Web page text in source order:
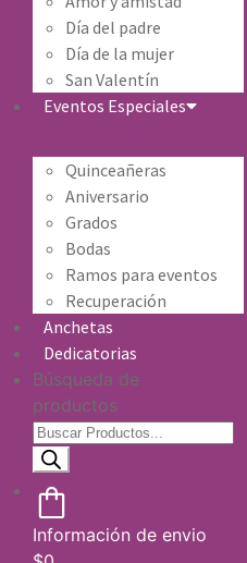
Día del padre
Día de la mujer
San Valentín
Eventos Especiales
Quinceañeras
Aniversario
Grados
Bodas
Ramos para eventos
Recuperación
Anchetas
Dedicatorias
Búsqueda de
productos
Información de envio